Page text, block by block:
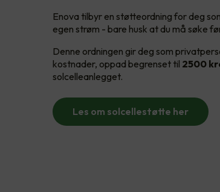
Enova tilbyr en støtteordning for deg
egen strøm - bare husk at du må søke
Denne ordningen gir deg som
kostnader, oppad begrenset til 2500
solcelleanlegget.
Les om solcellestøtte her